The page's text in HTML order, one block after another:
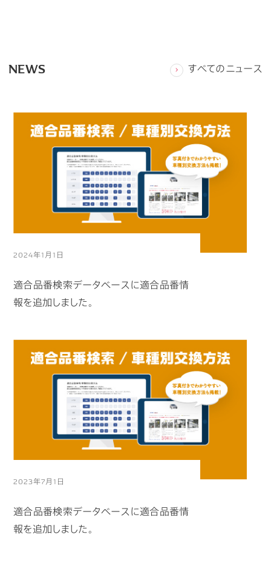
NEWS すべてのニュース
2024年1月1日
適合品番検索データベースに適合品番情
報を追加しました。
2023年7月1日
適合品番検索データベースに適合品番情
報を追加しました。